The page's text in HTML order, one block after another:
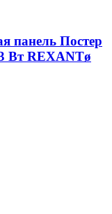
панель Постер
Вт REXANTø